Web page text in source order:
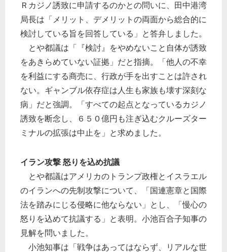
Ｒカジノ誘致に申請するのかとの問いに、田中港湾
局長は「メリット、デメリットの両面から総合的に
検討している旨を回答している」と答弁しました。
とや都議は「『検討』をやめないこと自体が誘致
をあきらめていない証拠」だと指摘。「他人の不幸
を利益にする商売に、行政が手を出すことは許され
ない。ギャンブル依存症は人生も家族も壊す深刻な
病」だと強調。「すべての起点となっているカジノ
誘致を断念し、６５０億円も注ぎ込むクルーズター
ミナルの拡張は中止を」と求めました。
イラン攻撃 怒りを込め抗議
とや都議はアメリカのトランプ政権とイスラエル
のイランへの先制攻撃について、「国連憲章と国際
法を踏みにじる侵略に他ならない」とし、「慢心の
怒りを込めて抗議する」と表明。小池百合子知事の
見解を問いました。
小池知事は「戦争はあってはならず、リアルな世